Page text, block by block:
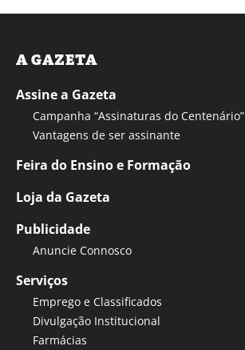
A GAZETA
Assine a Gazeta
Campanha “Assinaturas do Centenário”
Vantagens de ser assinante
Feira do Ensino e Formação
Loja da Gazeta
Publicidade
Anuncie Connosco
Serviços
Emprego e Classificados
Divulgação Institucional
Farmácias